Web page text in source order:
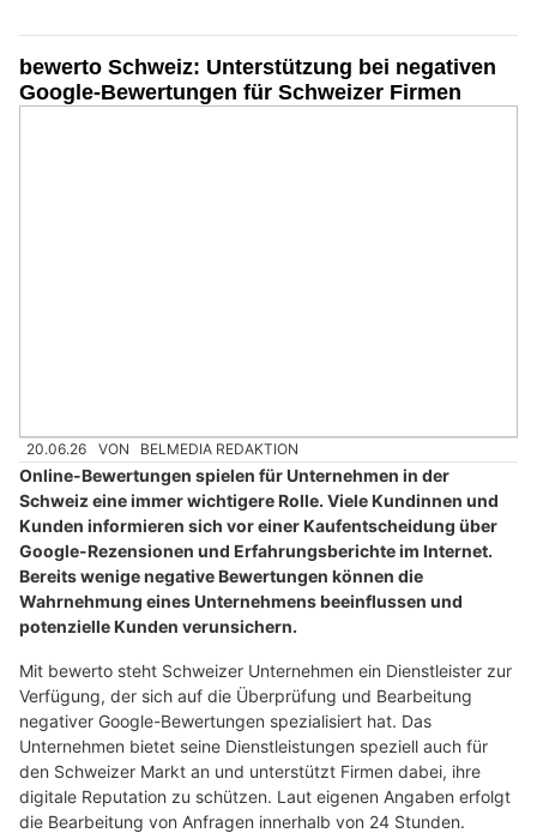
bewerto Schweiz: Unterstützung bei negativen
Google-Bewertungen für Schweizer Firmen
20.06.26 VON BELMEDIA REDAKTION
Online-Bewertungen spielen für Unternehmen in der
Schweiz eine immer wichtigere Rolle. Viele Kundinnen und
Kunden informieren sich vor einer Kaufentscheidung über
Google-Rezensionen und Erfahrungsberichte im Internet.
Bereits wenige negative Bewertungen können die
Wahrnehmung eines Unternehmens beeinflussen und
potenzielle Kunden verunsichern.
Mit bewerto steht Schweizer Unternehmen ein Dienstleister zur
Verfügung, der sich auf die Überprüfung und Bearbeitung
negativer Google-Bewertungen spezialisiert hat. Das
Unternehmen bietet seine Dienstleistungen speziell auch für
den Schweizer Markt an und unterstützt Firmen dabei, ihre
digitale Reputation zu schützen. Laut eigenen Angaben erfolgt
die Bearbeitung von Anfragen innerhalb von 24 Stunden.